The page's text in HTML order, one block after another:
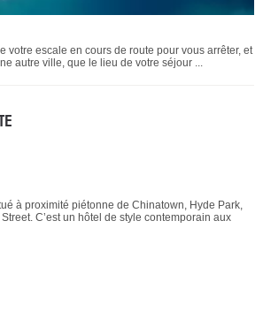
votre escale en cours de route pour vous arrêter, et
autre ville, que le lieu de votre séjour ...
à proximité piétonne de Chinatown, Hyde Park,
C’est un hôtel de style contemporain aux